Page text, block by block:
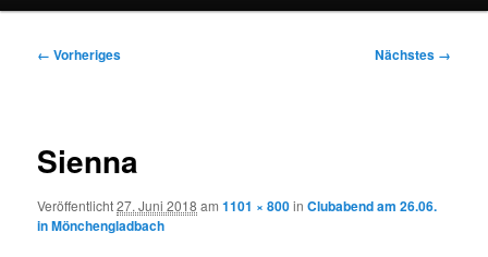
Bilder-
← Vorheriges Nächstes →
Sienna
Veröffentlicht27. Juni 2018 am1101 × 800inClubabend am 26.06.
in Mönchengladbach